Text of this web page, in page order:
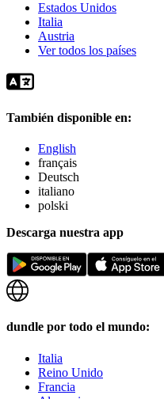
Estados Unidos
Italia
Austria
Ver todos los países
También disponible en:
English
français
Deutsch
italiano
polski
Descarga nuestra app
dundle por todo el mundo:
Italia
Reino Unido
Francia